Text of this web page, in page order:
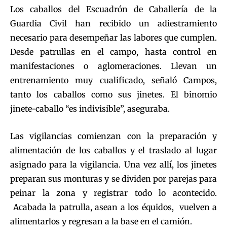
Los caballos del Escuadrón de Caballería de la
Guardia Civil han recibido un adiestramiento
necesario para desempeñar las labores que cumplen.
Desde patrullas en el campo, hasta control en
manifestaciones o aglomeraciones. Llevan un
entrenamiento muy cualificado, señaló Campos,
tanto los caballos como sus jinetes. El binomio
jinete-caballo “es indivisible”, aseguraba.
Las vigilancias comienzan con la preparación y
alimentación de los caballos y el traslado al lugar
asignado para la vigilancia. Una vez allí, los jinetes
preparan sus monturas y se dividen por parejas para
peinar la zona y registrar todo lo acontecido.
Acabada la patrulla, asean a los équidos, vuelven a
alimentarlos y regresan a la base en el camión.